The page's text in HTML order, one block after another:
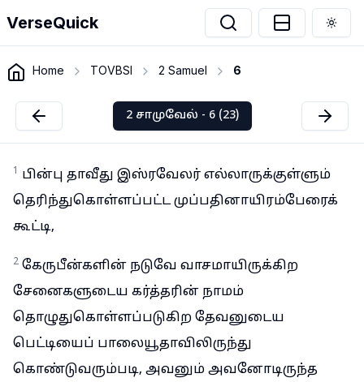
VerseQuick
Home TOVBSI 2 Samuel 6
2 சாமுவேல் - 6 (23)
1 பின்பு தாவீது இஸ்ரவேலர் எல்லாருக்குள்ளும்
தெரிந்துகொள்ளப்பட்ட முப்பதினாயிரம்பேரைக்
கூட்டி,
2 கேருபீன்களின் நடுவே வாசமாயிருக்கிற
சேனைகளுடைய கர்த்தரின் நாமம்
தொழுதுகொள்ளப்படுகிற தேவனுடைய
பெட்டியைப் பாலையூதாவிலிருந்து
கொண்டுவரும்படி, அவனும் அவனோடிருந்த